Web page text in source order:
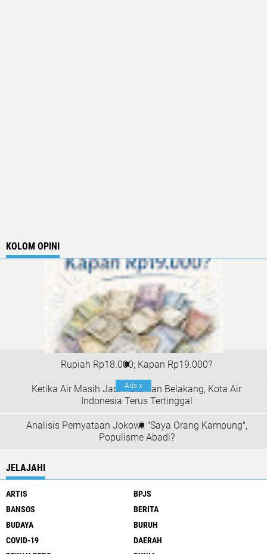
KOLOM OPINI
Rupiah Rp18.000; Kapan Rp19.000?
Ketika Air Masih Jadi Halaman Belakang, Kota Air
Indonesia Terus Tertinggal
Analisis Pernyataan Jokowi: "Saya Orang Kampung",
Populisme Abadi?
JELAJAHI
ARTIS
BPJS
BANSOS
BERITA
BUDAYA
BURUH
COVID-19
DAERAH
Ads x